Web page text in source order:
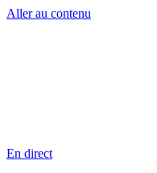
Aller au contenu
En direct